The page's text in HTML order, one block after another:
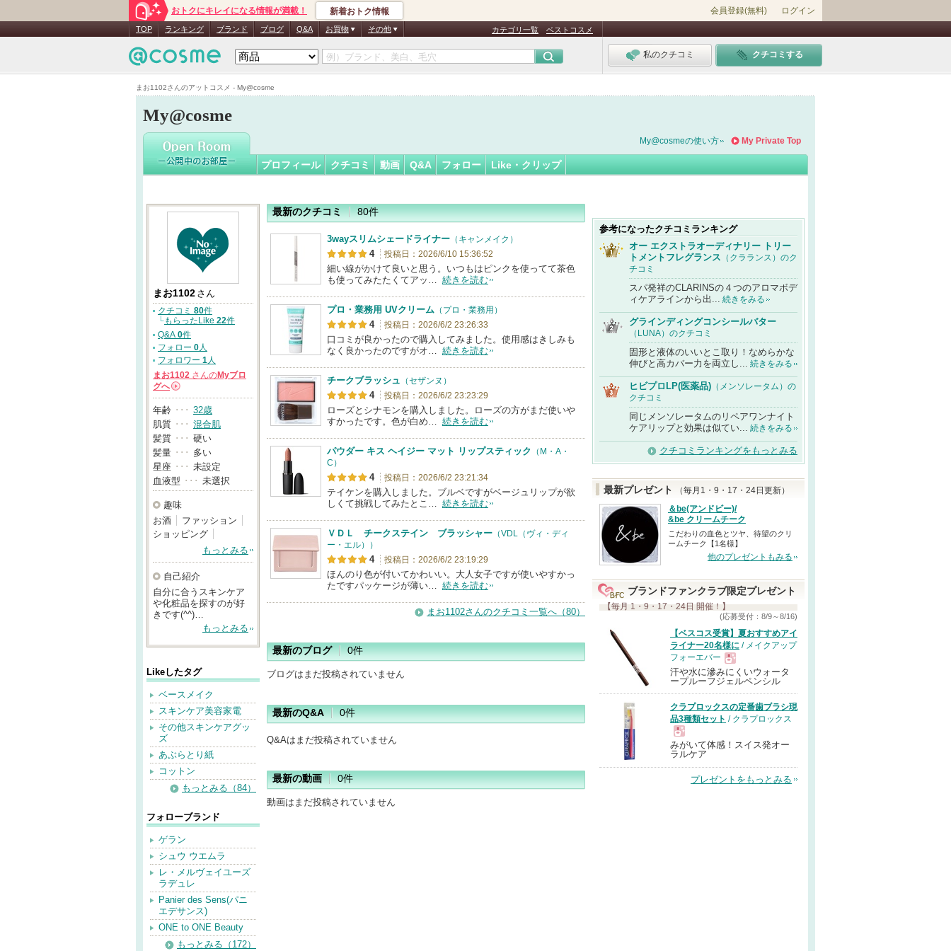
まお1102さんのアットコスメ - My@cosme
おトクにキレイになる情報が満載！ 新着おトク情報 会員登録(無料) ログイン
TOP ランキング ブランド ブログ Q&A お買物 その他 カテゴリ一覧 ベストコスメ
私のクチコミ クチコミする
My@cosme
まお1102さん
My Private Top
My@cosmeの使い方
プロフィール クチコミ 動画 Q&A フォロー Like・クリップ
まお1102 さん
クチコミ 80件
└もらったLike 22件
Q&A 0件
フォロー 0人
フォロワー 1人
まお1102 さんのMyブロ
グへ
→
年齢 ･･･ 32歳
肌質 ･･･ 混合肌
髪質 ･･･ 硬い
髪量 ･･･ 多い
星座 ･･･ 未設定
血液型 ･･･ 未選択
趣味
お酒
ファッション
ショッピング
もっとみる
自己紹介
自分に合うスキンケア
や化粧品を探すのが好
きです(^^)…
もっとみる
Likeしたタグ
ベースメイク
スキンケア美容家電
その他スキンケアグッ
ズ
あぶらとり紙
コットン
もっとみる（84）
フォローブランド
ゲラン
シュウ ウエムラ
レ・メルヴェイユーズ
ラデュレ
Panier des Sens(パニ
エデサンス)
ONE to ONE Beauty
もっとみる（172）
最新のクチコミ 80件
3wayスリムシェードライナー （キャンメイク）
4 投稿日：2026/6/10 15:36:52
細い線がかけて良いと思う。いつもはピンクを使ってて茶色
も使ってみたたくてアッ… 続きを読む
プロ・業務用 UVクリーム （プロ・業務用）
4 投稿日：2026/6/2 23:26:33
口コミが良かったので購入してみました。使用感はきしみも
なく良かったのですがオ… 続きを読む
チークブラッシュ （セザンヌ）
4 投稿日：2026/6/2 23:23:29
ローズとシナモンを購入しました。ローズの方がまだ使いや
すかったです。色が白め… 続きを読む
パウダー キス ヘイジー マット リップスティック （M・A・
C）
4 投稿日：2026/6/2 23:21:34
テイケンを購入しました。ブルベですがベージュリップが欲
しくて挑戦してみたとこ… 続きを読む
ＶＤＬ チークステイン ブラッシャー （VDL（ヴィ・ディ
ー・エル））
4 投稿日：2026/6/2 23:19:29
ほんのり色が付いてかわいい。大人女子ですが使いやすかっ
たですパッケージが薄い… 続きを読む
まお1102さんのクチコミ一覧へ（80）
最新のブログ 0件
ブログはまだ投稿されていません
最新のQ&A 0件
Q&Aはまだ投稿されていません
最新の動画 0件
動画はまだ投稿されていません
参考になったクチコミランキング
オー エクストラオーディナリー トリー
トメントフレグランス （クラランス）のク
チコミ
スパ発祥のCLARINSの４つのアロマボデ
ィケアラインから出... 続きをみる
グラインディングコンシールバター
（LUNA）のクチコミ
固形と液体のいいとこ取り！なめらかな
伸びと高カバー力を両立し... 続きをみる
ヒビプロLP(医薬品) （メンソレータム）の
クチコミ
同じメンソレータムのリペアワンナイト
ケアリップと効果は似てい... 続きをみる
クチコミランキングをもっとみる
最新プレゼント
（毎月1・9・17・24日更新）
＆be(アンドビー)/
&be クリームチーク
こだわりの血色とツヤ、待望のクリ
ームチーク【1名様】
他のプレゼントもみる
ブランドファンクラブ限定プレゼント
【毎月 1・9・17・24日 開催！】
(応募受付：8/9～8/16)
【ベスコス受賞】夏おすすめアイ
ライナー20名様に / メイクアップ
フォーエバー
現
品
汗や水に滲みにくいウォータ
ープルーフジェルペンシル
クラプロックスの定番歯ブラシ現
品3種類セット / クラプロックス
現
みがいて体感！スイス発オー
ラルケア
プレゼントをもっとみる